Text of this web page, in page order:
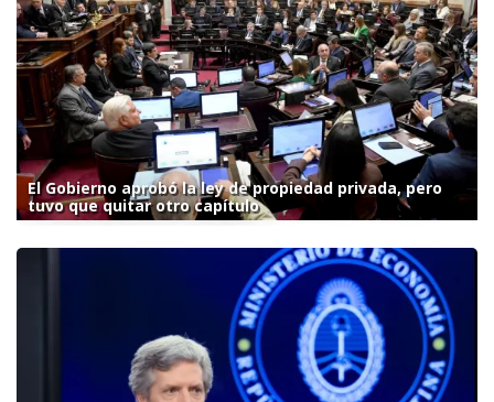
El Gobierno aprobó la ley de propiedad privada, pero
tuvo que quitar otro capítulo